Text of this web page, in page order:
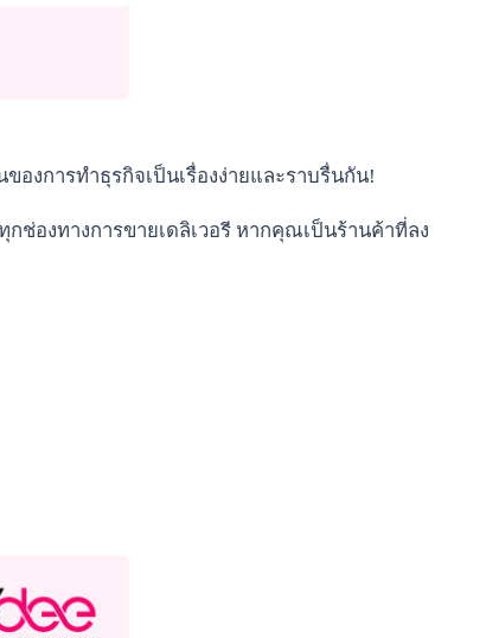
องการทำธุรกิจเป็นเรื่องง่ายและราบรื่นกัน!
กช่องทางการขายเดลิเวอรี หากคุณเป็นร้านค้าที่ลง